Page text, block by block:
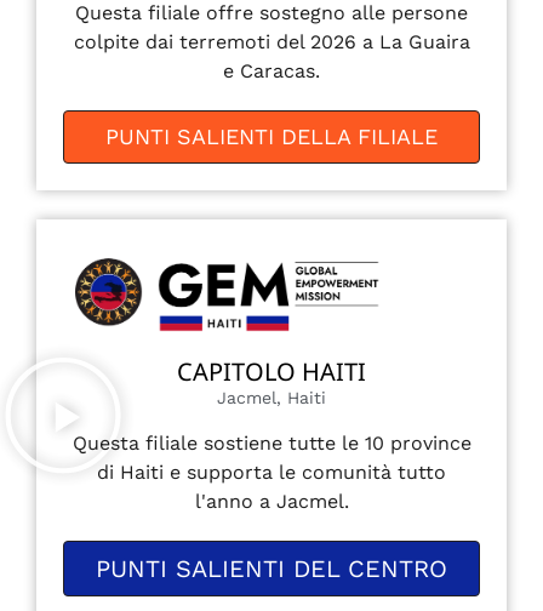
Questa filiale offre sostegno alle persone
colpite dai terremoti del 2026 a La Guaira
e Caracas.
PUNTI SALIENTI DELLA FILIALE
CAPITOLO HAITI
Jacmel, Haiti
Questa filiale sostiene tutte le 10 province
di Haiti e supporta le comunità tutto
l'anno a Jacmel.
PUNTI SALIENTI DEL CENTRO